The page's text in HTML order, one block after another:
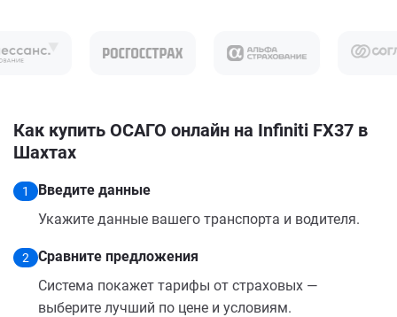
Как купить ОСАГО онлайн на Infiniti FX37 в
Шахтах
1
Введите данные
Укажите данные вашего транспорта и водителя.
2
Сравните предложения
Система покажет тарифы от страховых —
выберите лучший по цене и условиям.